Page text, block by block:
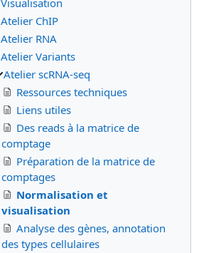
Atelier ChIP
Atelier RNA
Atelier Variants
Atelier scRNA-seq
Ressources techniques
Liens utiles
Des reads à la matrice de
comptage
Préparation de la matrice de
comptages
Normalisation et
visualisation
Analyse des gènes, annotation
des types cellulaires